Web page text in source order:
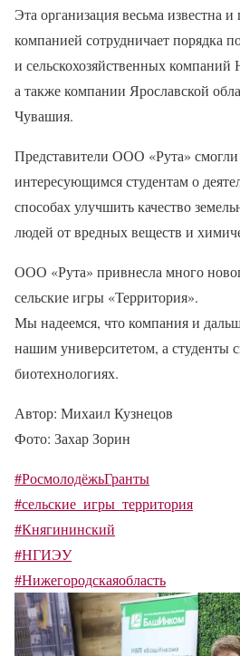
Эта организация весьма известна и
компанией сотрудничает порядка
и сельскохозяйственных компаний
а также компании Ярославской
Чувашия.
Представители ООО «Рута» смогли
интересующимся студентам о
способах улучшить качество
людей от вредных веществ и
ООО «Рута» привнесла много
сельские игры «Территория».
Мы надеемся, что компания и
нашим университетом, а студенты
биотехнологиях.
Автор: Михаил Кузнецов
Фото: Захар Зорин
#РосмолодёжьГранты
#сельские_игры_территория
#Княгининский
#НГИЭУ
#Нижегородскаяобласть